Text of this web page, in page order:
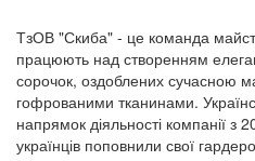
ТзОВ "Скиба" - це команда
працюють над створенням
сорочок, оздоблених сучасною
гофрованими тканинами.
напрямок діяльності компанії з
українців поповнили свої